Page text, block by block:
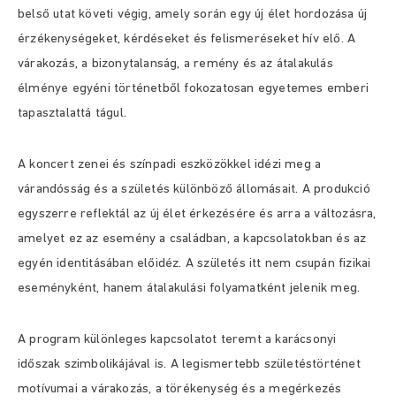
belső utat követi végig, amely során egy új élet hordozása új
érzékenységeket, kérdéseket és felismeréseket hív elő. A
várakozás, a bizonytalanság, a remény és az átalakulás
élménye egyéni történetből fokozatosan egyetemes emberi
tapasztalattá tágul.
A koncert zenei és színpadi eszközökkel idézi meg a
várandósság és a születés különböző állomásait. A produkció
egyszerre reflektál az új élet érkezésére és arra a változásra,
amelyet ez az esemény a családban, a kapcsolatokban és az
egyén identitásában előidéz. A születés itt nem csupán fizikai
eseményként, hanem átalakulási folyamatként jelenik meg.
A program különleges kapcsolatot teremt a karácsonyi
időszak szimbolikájával is. A legismertebb születéstörténet
motívumai a várakozás, a törékenység és a megérkezés